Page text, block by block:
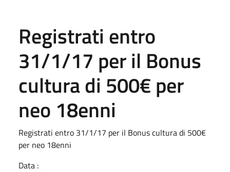
Registrati entro
31/1/17 per il Bonus
cultura di 500€ per
neo 18enni
Registrati entro 31/1/17 per il Bonus cultura di 500€
per neo 18enni
Data :